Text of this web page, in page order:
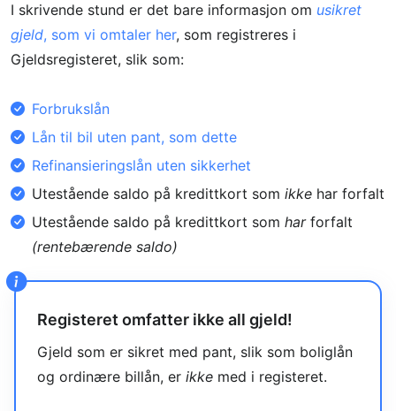
I skrivende stund er det bare informasjon om usikret
gjeld, som vi omtaler her, som registreres i
Gjeldsregisteret, slik som:
Forbrukslån
Lån til bil uten pant, som dette
Refinansieringslån uten sikkerhet
Utestående saldo på kredittkort som ikke har forfalt
Utestående saldo på kredittkort som harforfalt
(rentebærende saldo)
Registeret omfatter ikke all gjeld!
Gjeld som er sikret med pant, slik som boliglån
og ordinære billån, er ikke med i registeret.